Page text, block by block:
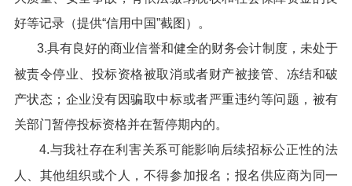
好等记录（提供“信用中国”截图）。
3.具有良好的商业信誉和健全的财务会计制度，未处于
被责令停业、投标资格被取消或者财产被接管、冻结和破
产状态；企业没有因骗取中标或者严重违约等问题，被有
关部门暂停投标资格并在暂停期内的。
4.与我社存在利害关系可能影响后续招标公正性的法
人、其他组织或个人，不得参加报名；报名供应商为同一